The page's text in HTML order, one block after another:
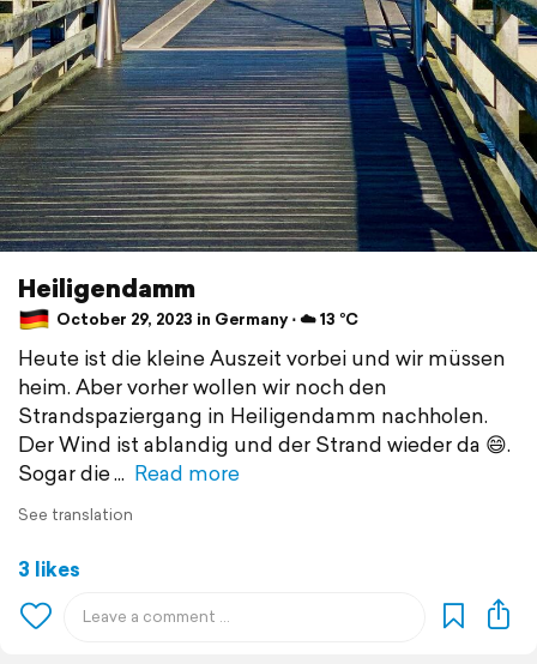
Heiligendamm
October 29, 2023 in Germany ⋅ ☁️ 13 °C
Heute ist die kleine Auszeit vorbei und wir müssen
heim. Aber vorher wollen wir noch den
Strandspaziergang in Heiligendamm nachholen.
Der Wind ist ablandig und der Strand wieder da 😄.
Sogar die
Read more
See translation
3 likes